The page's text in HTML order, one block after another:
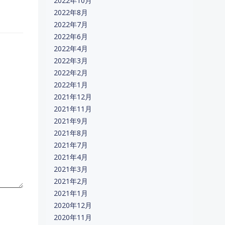
2022年8月
2022年7月
2022年6月
2022年4月
2022年3月
2022年2月
2022年1月
2021年12月
2021年11月
2021年9月
2021年8月
2021年7月
2021年4月
2021年3月
2021年2月
2021年1月
2020年12月
2020年11月